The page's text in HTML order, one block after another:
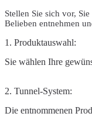
Stellen Sie sich vor,
Belieben entnehmen
1. Produktauswahl:
Sie wählen Ihre
2. Tunnel-System:
Die entnommenen